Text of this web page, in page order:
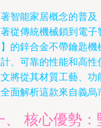
智能家居概念的普
從傳統機械鎖到電
的鋅合金不帶鑰匙
、可靠的性能和高
將從其材質工藝、
面解析這款來自義烏
、 核心優勢